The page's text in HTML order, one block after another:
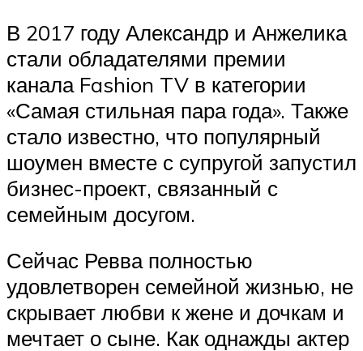
В 2017 году Александр и Анжелика
стали обладателями премии
канала Fashion TV в категории
«Самая стильная пара года». Также
стало известно, что популярный
шоумен вместе с супругой запустил
бизнес-проект, связанный с
семейным досугом.
Сейчас Ревва полностью
удовлетворен семейной жизнью, не
скрывает любви к жене и дочкам и
мечтает о сыне. Как однажды актер